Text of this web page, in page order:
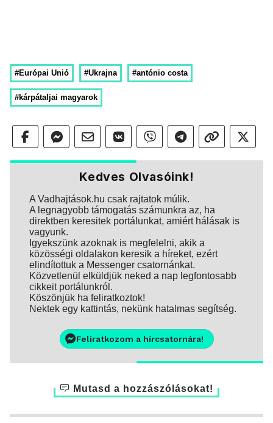
#Európai Unió #Ukrajna #antónio costa
#kárpátaljai magyarok
Kedves Olvasóink!
A Vadhajtások.hu csak rajtatok múlik.
A legnagyobb támogatás számunkra az, ha
direktben keresitek portálunkat, amiért hálásak is
vagyunk.
Igyekszünk azoknak is megfelelni, akik a
közösségi oldalakon keresik a híreket, ezért
elindítottuk a Messenger csatornánkat.
Közvetlenül elküldjük neked a nap legfontosabb
cikkeit portálunkról.
Köszönjük ha feliratkoztok!
Nektek egy kattintás, nekünk hatalmas segítség.
Feliratkozom a hírcsatornára!
Mutasd a hozzászólásokat!